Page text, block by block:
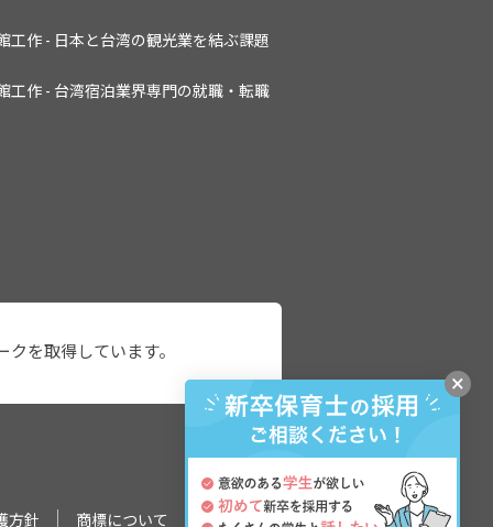
×
工作 - 日本と台湾の観光業を結ぶ課題
工作 - 台湾宿泊業界専門の就職・転職
を取得しています。
方針 商標について 会社案内